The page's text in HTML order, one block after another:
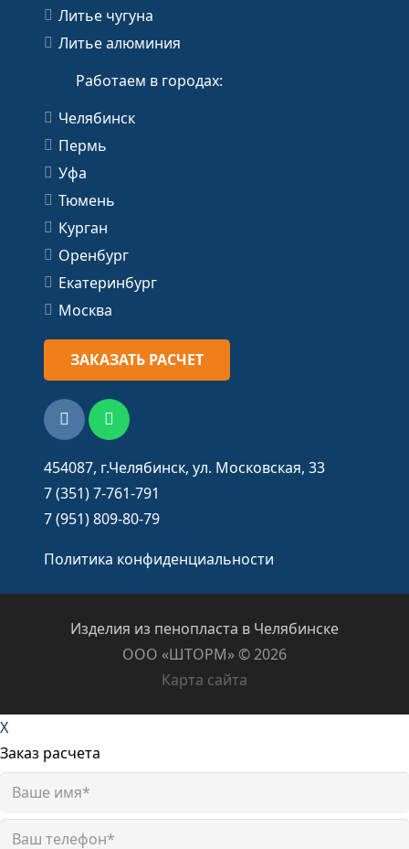
Литье чугуна
Литье алюминия
Работаем в городах:
Челябинск
Пермь
Уфа
Тюмень
Курган
Оренбург
Екатеринбург
Москва
ЗАКАЗАТЬ РАСЧЕТ
454087, г.Челябинск, ул. Московская, 33
7 (351) 7-761-791
7 (951) 809-80-79
Политика конфиденциальности
Изделия из пенопласта в Челябинске
ООО «ШТОРМ» ©️ 2026
Карта сайта
X
Заказ расчета